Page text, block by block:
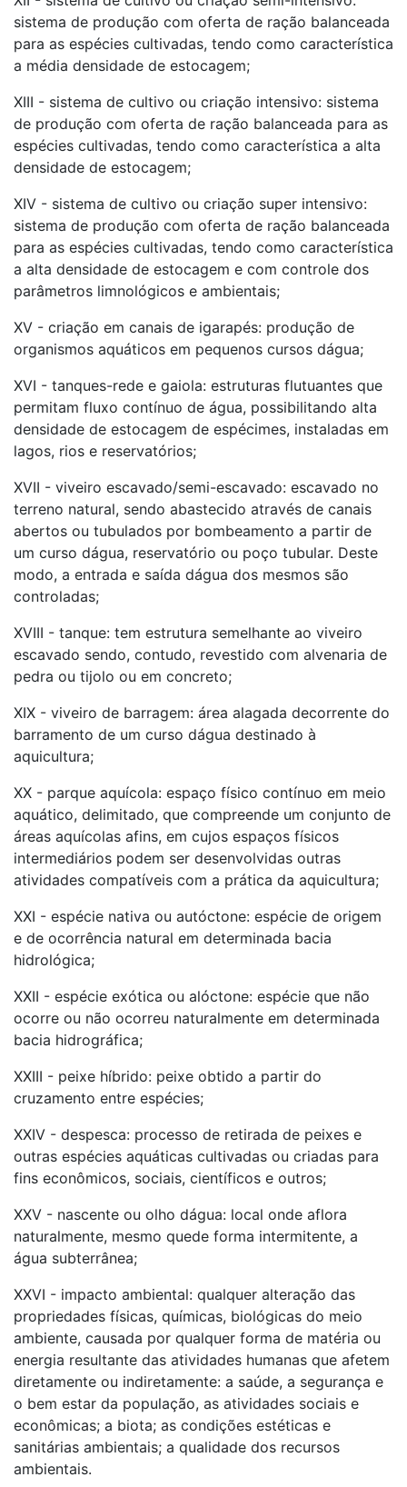
sistema de produção com oferta de ração balanceada
para as espécies cultivadas, tendo como característica
a média densidade de estocagem;
XIII - sistema de cultivo ou criação intensivo: sistema
de produção com oferta de ração balanceada para as
espécies cultivadas, tendo como característica a alta
densidade de estocagem;
XIV - sistema de cultivo ou criação super intensivo:
sistema de produção com oferta de ração balanceada
para as espécies cultivadas, tendo como característica
a alta densidade de estocagem e com controle dos
parâmetros limnológicos e ambientais;
XV - criação em canais de igarapés: produção de
organismos aquáticos em pequenos cursos dágua;
XVI - tanques-rede e gaiola: estruturas flutuantes que
permitam fluxo contínuo de água, possibilitando alta
densidade de estocagem de espécimes, instaladas em
lagos, rios e reservatórios;
XVII - viveiro escavado/semi-escavado: escavado no
terreno natural, sendo abastecido através de canais
abertos ou tubulados por bombeamento a partir de
um curso dágua, reservatório ou poço tubular. Deste
modo, a entrada e saída dágua dos mesmos são
controladas;
XVIII - tanque: tem estrutura semelhante ao viveiro
escavado sendo, contudo, revestido com alvenaria de
pedra ou tijolo ou em concreto;
XIX - viveiro de barragem: área alagada decorrente do
barramento de um curso dágua destinado à
aquicultura;
XX - parque aquícola: espaço físico contínuo em meio
aquático, delimitado, que compreende um conjunto de
áreas aquícolas afins, em cujos espaços físicos
intermediários podem ser desenvolvidas outras
atividades compatíveis com a prática da aquicultura;
XXI - espécie nativa ou autóctone: espécie de origem
e de ocorrência natural em determinada bacia
hidrológica;
XXII - espécie exótica ou alóctone: espécie que não
ocorre ou não ocorreu naturalmente em determinada
bacia hidrográfica;
XXIII - peixe híbrido: peixe obtido a partir do
cruzamento entre espécies;
XXIV - despesca: processo de retirada de peixes e
outras espécies aquáticas cultivadas ou criadas para
fins econômicos, sociais, científicos e outros;
XXV - nascente ou olho dágua: local onde aflora
naturalmente, mesmo quede forma intermitente, a
água subterrânea;
XXVI - impacto ambiental: qualquer alteração das
propriedades físicas, químicas, biológicas do meio
ambiente, causada por qualquer forma de matéria ou
energia resultante das atividades humanas que afetem
diretamente ou indiretamente: a saúde, a segurança e
o bem estar da população, as atividades sociais e
econômicas; a biota; as condições estéticas e
sanitárias ambientais; a qualidade dos recursos
ambientais.